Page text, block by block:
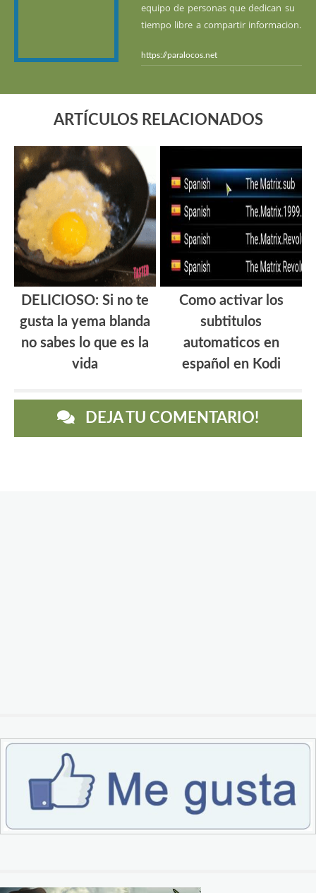
equipo de personas que dedican su
tiempo libre a compartir informacion.
https://paralocos.net
ARTÍCULOS RELACIONADOS
DELICIOSO: Si no te
gusta la yema blanda
no sabes lo que es la
vida
Como activar los
subtitulos
automaticos en
español en Kodi
DEJA TU COMENTARIO!